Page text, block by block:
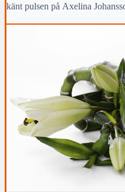
känt pulsen på Axelina